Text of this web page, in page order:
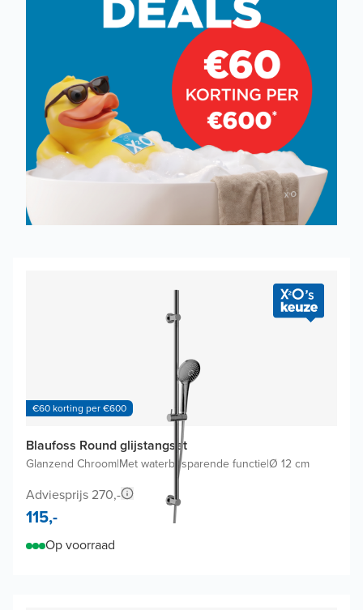
€60 korting per €600
Blaufoss Round glijstangset
Glanzend Chroom|Met waterbesparende functie|Ø 12 cm
Adviesprijs 270,-
115,-
Op voorraad